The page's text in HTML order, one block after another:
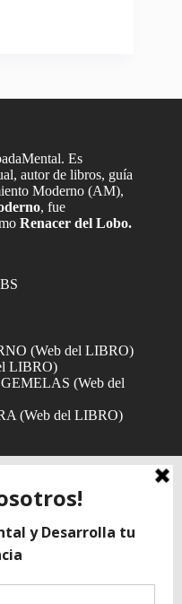
Es
autor de libros, guía
Moderno (AM),
, fue
Renacer del Lobo.
(Web del LIBRO)
LIBRO)
(Web del
(Web del LIBRO)